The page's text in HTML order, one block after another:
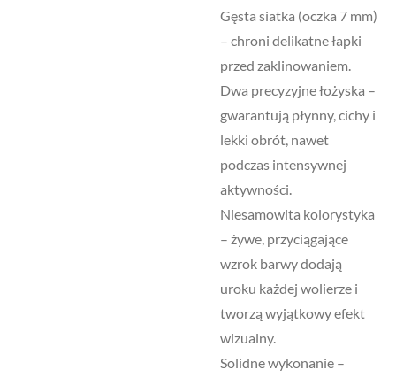
Gęsta siatka (oczka 7 mm)
– chroni delikatne łapki
przed zaklinowaniem.
Dwa precyzyjne łożyska –
gwarantują płynny, cichy i
lekki obrót, nawet
podczas intensywnej
aktywności.
Niesamowita kolorystyka
– żywe, przyciągające
wzrok barwy dodają
uroku każdej wolierze i
tworzą wyjątkowy efekt
wizualny.
Solidne wykonanie –